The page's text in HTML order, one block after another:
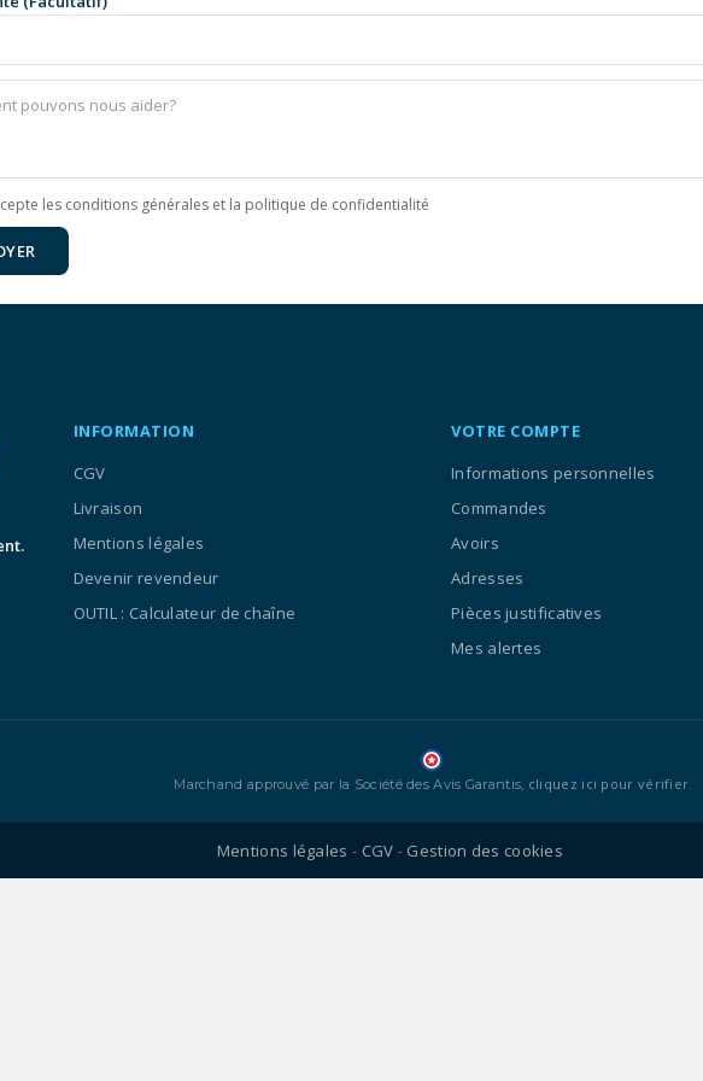
les conditions générales et la politique de confidentialité
INFORMATION
CGV
Livraison
Mentions légales
Devenir revendeur
OUTIL : Calculateur de chaîne
VOTRE COMPTE
Informations personnelles
Commandes
Avoirs
Adresses
Pièces justificatives
Mes alertes
Marchand approuvé par la Société des Avis Garantis, cliquez ici pour vérifier.
Mentions légales - CGV - Gestion des cookies